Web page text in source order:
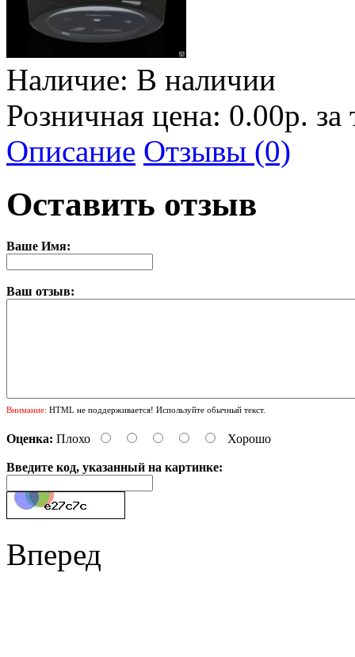
Наличие: В наличии
Розничная цена: 0.00р.
Описание Отзывы (0)
Оставить отзыв
Ваше Имя:
Ваш отзыв:
Внимание: HTML не поддерживается! Используйте обычный текст.
Оценка: Плохо Хорошо
Введите код, указанный на картинке:
Вперед